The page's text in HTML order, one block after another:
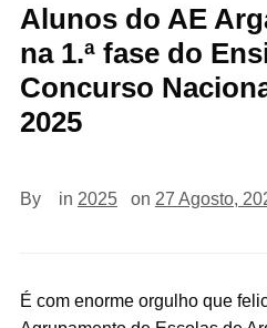
Alunos do AE
na 1.ª fase do
Concurso
2025
By in 2025 on 27 Agosto,
É com enorme orgulho que